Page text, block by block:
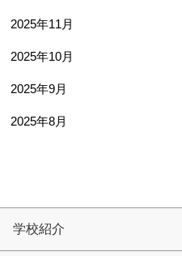
2025年11月
2025年10月
2025年9月
2025年8月
学校紹介